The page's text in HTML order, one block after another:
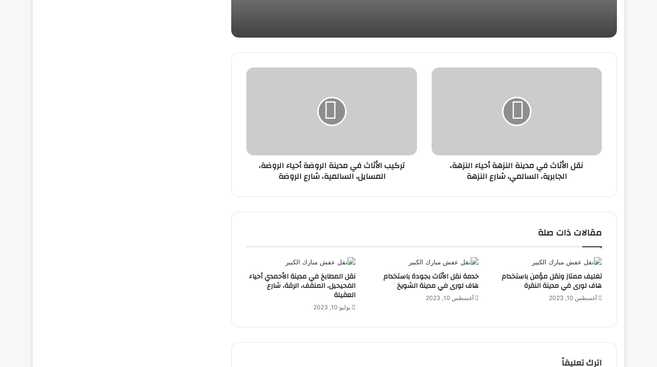
نقل العفش المهبول: تجربة مريحة ومنظمة
نقل مخازن في الكويت-استراتيجية فعالة
لضمان الانتقال الناجح
نقل الأثاث في مدينة النزهة أحياء النزهة،
الجابرية، السالمي، شارع النزهة
تركيب الأثاث في مدينة الروضة أحياء الروضة،
المسايل، السالمية، شارع الروضة
مقالات ذات صلة
تغليف ممتاز ونقل مؤمن باستخدام
هاف لورى في مدينة النقرة
أغسطس 10, 2023
خدمة نقل الأثاث بجودة باستخدام
هاف لورى في مدينة الشويخ
أغسطس 10, 2023
نقل المطابخ في مدينة الأحمدي أحياء
الفحيحيل، المنقف، الرقة، شارع
العقيلة
يوليو 10, 2023
اترك تعليقاً